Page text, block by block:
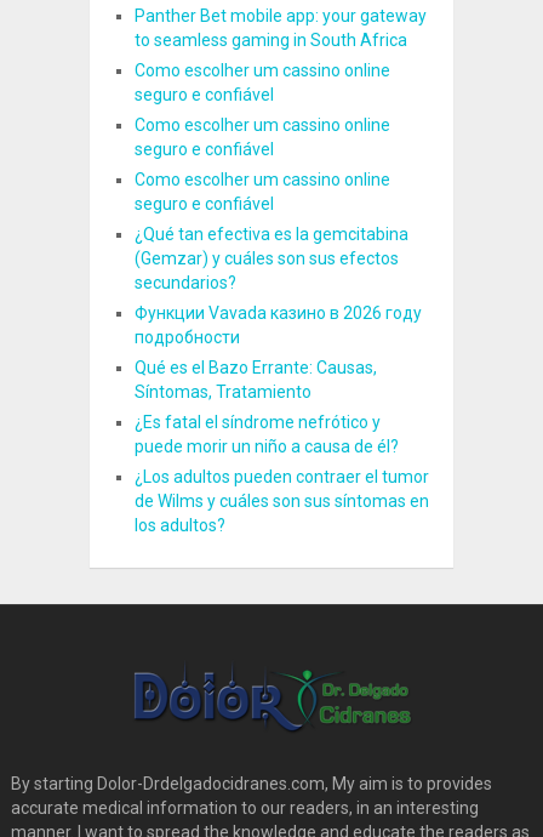
Panther Bet mobile app: your gateway
to seamless gaming in South Africa
Como escolher um cassino online
seguro e confiável
Como escolher um cassino online
seguro e confiável
Como escolher um cassino online
seguro e confiável
¿Qué tan efectiva es la gemcitabina
(Gemzar) y cuáles son sus efectos
secundarios?
Функции Vavada казино в 2026 году
подробности
Qué es el Bazo Errante: Causas,
Síntomas, Tratamiento
¿Es fatal el síndrome nefrótico y
puede morir un niño a causa de él?
¿Los adultos pueden contraer el tumor
de Wilms y cuáles son sus síntomas en
los adultos?
By starting Dolor-Drdelgadocidranes.com, My aim is to provides
accurate medical information to our readers, in an interesting
manner. I want to spread the knowledge and educate the readers as